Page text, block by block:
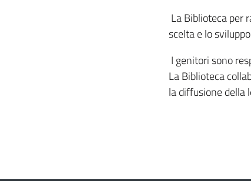
La Biblioteca per
scelta e lo
I genitori sono
La Biblioteca
la diffusione della